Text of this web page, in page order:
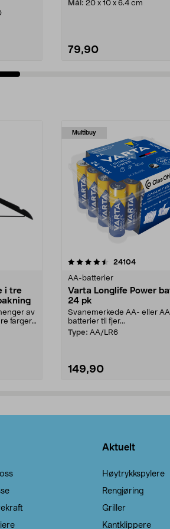
Mål: 20 x 10 x 6.4 cm
79,90
i tre
av
farger.
Multibuy
24104
AA-batterier
Varta Longlife Power
24 pk
Svanemerkede AA- eller
batterier til fjer...
Type: AA/LR6
149,90
4.5av 5 stjerner
Aktuelt
Høytrykkspylere
Rengjøring
Griller
Kantklippere